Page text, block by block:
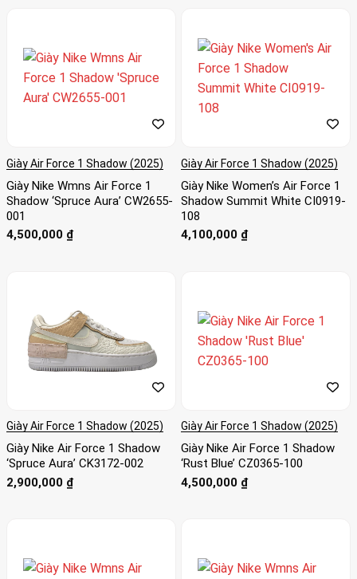
Giày Air Force 1 Shadow (2025)
Giày Nike Wmns Air Force 1
Shadow ‘Spruce Aura’ CW2655-
001
4,500,000 ₫
Giày Air Force 1 Shadow (2025)
Giày Nike Women’s Air Force 1
Shadow Summit White CI0919-
108
4,100,000 ₫
Giày Air Force 1 Shadow (2025)
Giày Nike Air Force 1 Shadow
‘Spruce Aura’ CK3172-002
2,900,000 ₫
Giày Air Force 1 Shadow (2025)
Giày Nike Air Force 1 Shadow
‘Rust Blue’ CZ0365-100
4,500,000 ₫